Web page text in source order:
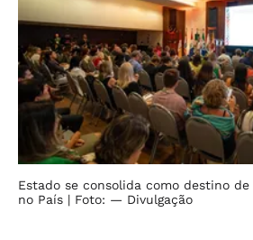
Estado se consolida como destino
no País | Foto: — Divulgação